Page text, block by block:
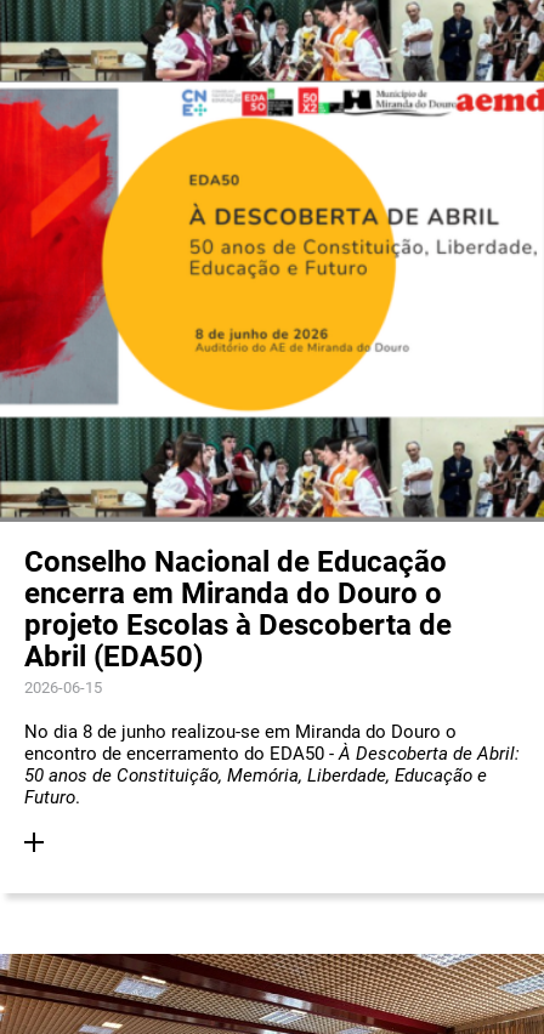
Conselho Nacional de Educação
encerra em Miranda do Douro o
projeto Escolas à Descoberta de
Abril (EDA50)
2026-06-15
No dia 8 de junho realizou-se em Miranda do Douro o
encontro de encerramento do EDA50 -À Descoberta de Abril:
50 anos de Constituição, Memória, Liberdade, Educação e
Futuro.